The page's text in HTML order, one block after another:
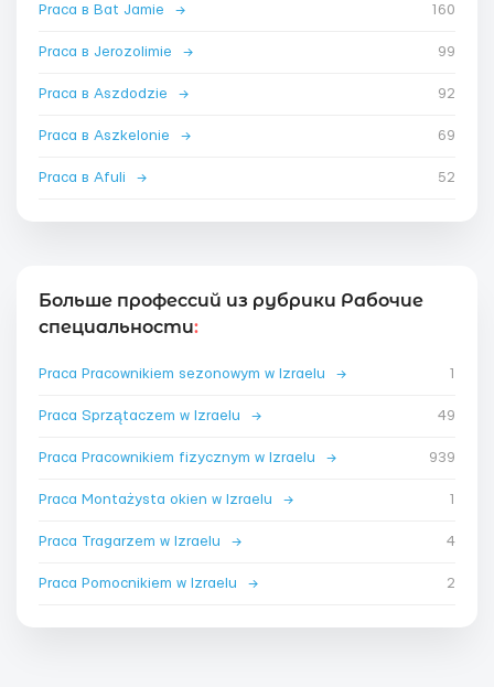
Praca в Bat Jamie → 160
Praca в Jerozolimie → 99
Praca в Aszdodzie → 92
Praca в Aszkelonie → 69
Praca в Afuli → 52
Больше профессий из рубрики Рабочие
специальности:
Praca Pracownikiem sezonowym w Izraelu → 1
Praca Sprzątaczem w Izraelu → 49
Praca Pracownikiem fizycznym w Izraelu → 939
Praca Montażysta okien w Izraelu → 1
Praca Tragarzem w Izraelu → 4
Praca Pomocnikiem w Izraelu → 2